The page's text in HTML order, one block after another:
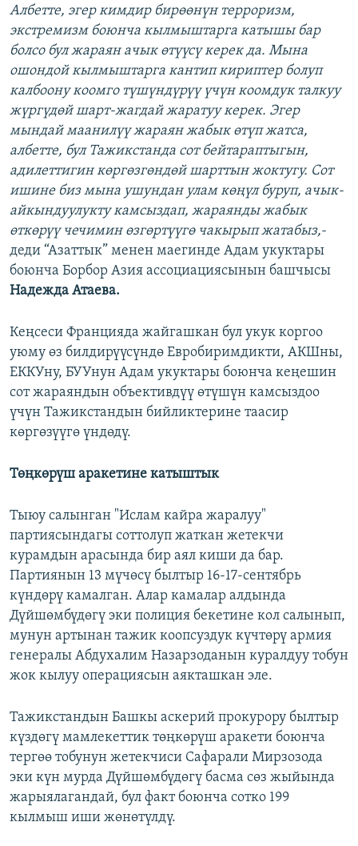
Албетте, эгер кимдир бирөөнүн терроризм,
экстремизм боюнча кылмыштарга катышы бар
болсо бул жараян ачык өтүүсү керек да. Мына
ошондой кылмыштарга кантип кириптер болуп
калбоону коомго түшүндүрүү үчүн коомдук талкуу
жүргүдөй шарт-жагдай жаратуу керек. Эгер
мындай маанилүү жараян жабык өтүп жатса,
албетте, бул Тажикстанда сот бейтараптыгын,
адилеттигин көргөзгөндөй шарттын жоктугу. Сот
ишине биз мына ушундан улам көңүл буруп, ачык-
айкындуулукту камсыздап, жараянды жабык
өткөрүү чечимин өзгөртүүгө чакырып жатабыз,-
деди “Азаттык” менен маегинде Адам укуктары
боюнча Борбор Азия ассоциациясынын башчысы
Надежда Атаева.
Кеңсеси Францияда жайгашкан бул укук коргоо
уюму өз билдирүүсүндө Евробиримдикти, АКШны,
ЕККУну, БУУнун Адам укуктары боюнча кеңешин
сот жараяндын объективдүү өтүшүн камсыздоо
үчүн Тажикстандын бийликтерине таасир
көргөзүүгө үндөдү.
Төңкөрүш аракетине катыштык
Тыюу салынган "Ислам кайра жаралуу"
партиясындагы соттолуп жаткан жетекчи
курамдын арасында бир аял киши да бар.
Партиянын 13 мүчөсү былтыр 16-17-сентябрь
күндөрү камалган. Алар камалар алдында
Дүйшөмбүдөгү эки полиция бекетине кол салынып,
мунун артынан тажик коопсуздук күчтөрү армия
генералы Абдухалим Назарзоданын куралдуу тобун
жок кылуу операциясын аякташкан эле.
Тажикстандын Башкы аскерий прокурору былтыр
күздөгү мамлекеттик төңкөрүш аракети боюнча
тергөө тобунун жетекчиси Сафарали Мирзозода
эки күн мурда Дүйшөмбүдөгү басма сөз жыйында
жарыялагандай, бул факт боюнча сотко 199
кылмыш иши жөнөтүлдү.